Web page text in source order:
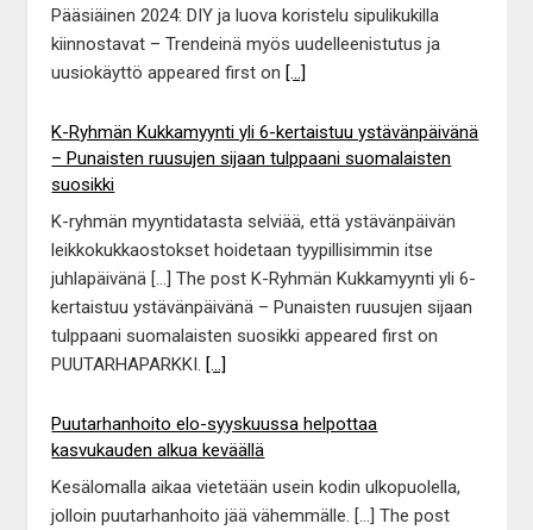
Pääsiäinen 2024: DIY ja luova koristelu sipulikukilla
kiinnostavat – Trendeinä myös uudelleenistutus ja
uusiokäyttö appeared first on [...]
K-Ryhmän Kukkamyynti yli 6-kertaistuu ystävänpäivänä
– Punaisten ruusujen sijaan tulppaani suomalaisten
suosikki
K-ryhmän myyntidatasta selviää, että ystävänpäivän
leikkokukkaostokset hoidetaan tyypillisimmin itse
juhlapäivänä […] The post K-Ryhmän Kukkamyynti yli 6-
kertaistuu ystävänpäivänä – Punaisten ruusujen sijaan
tulppaani suomalaisten suosikki appeared first on
PUUTARHAPARKKI. [...]
Puutarhanhoito elo-syyskuussa helpottaa
kasvukauden alkua keväällä
Kesälomalla aikaa vietetään usein kodin ulkopuolella,
jolloin puutarhanhoito jää vähemmälle. […] The post